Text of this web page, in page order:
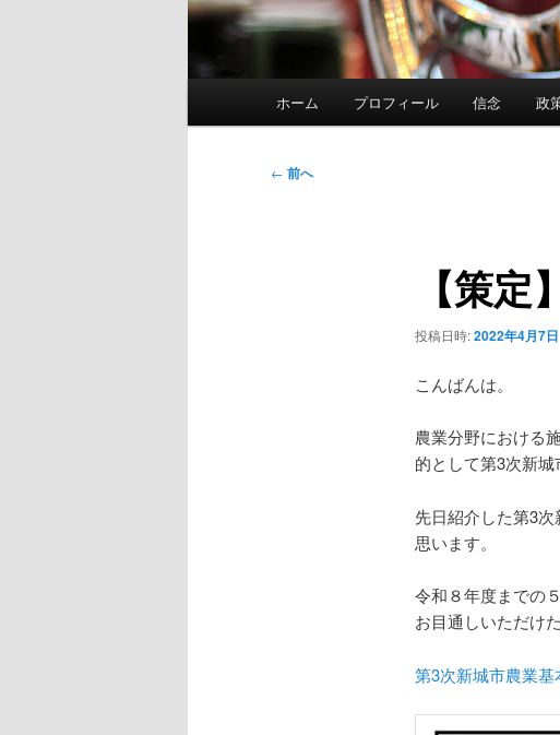
ホーム プロフィール 信念 政
投
← 前へ
【策
投稿日時:2022年4月7日
こんばんは。
農業分野における
的として第3次新城
先日紹介した第3
思います。
令和８年度までの
お目通しいただけ
第3次新城市農業